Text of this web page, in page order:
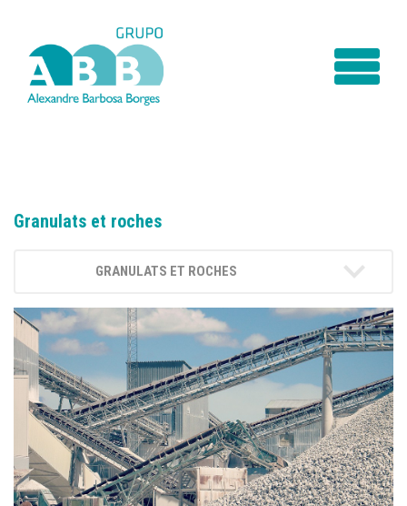
Granulats et roches
GRANULATS ET ROCHES
PRÉSENTATION
SERVICES
PRODUITS
CONTACT